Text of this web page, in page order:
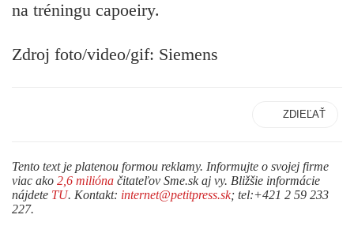
na tréningu capoeiry.
Zdroj foto/video/gif: Siemens
ZDIEĽAŤ
Tento text je platenou formou reklamy. Informujte o svojej firme
viac ako 2,6 milióna čitateľov Sme.sk aj vy. Bližšie informácie
nájdete TU. Kontakt: internet@petitpress.sk; tel:+421 2 59 233
227.